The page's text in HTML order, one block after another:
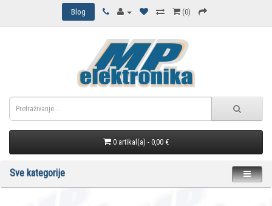
Blog (0)
0 artikal(a) - 0,00 €
Sve kategorije